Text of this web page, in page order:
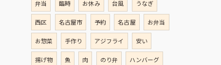
弁当 臨時 お休み 台風 うなぎ
西区 名古屋市 予約 名古屋 お弁当
お惣菜 手作り アジフライ 安い
揚げ物 魚 肉 のり弁 ハンバーグ